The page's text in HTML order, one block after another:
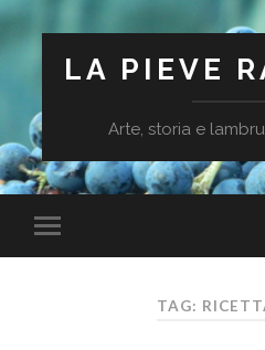
LA PIEVE
Arte, storia e
TAG: